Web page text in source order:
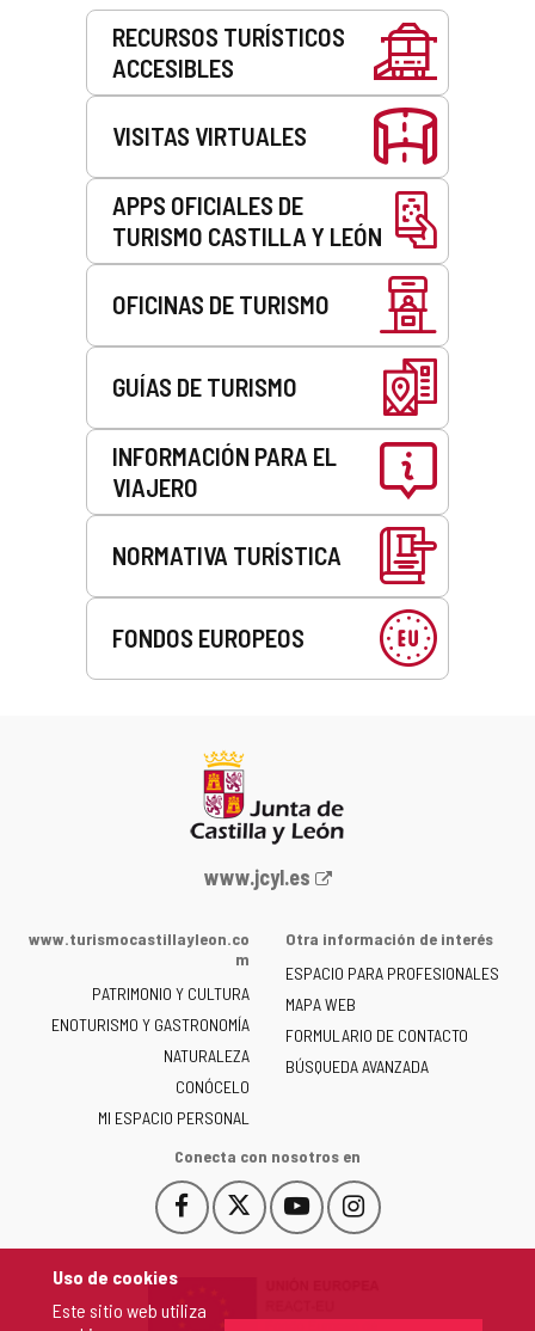
Uso de cookies
Este sitio web utiliza
RECURSOS TURÍSTICOS
ACCESIBLES
VISITAS VIRTUALES
APPS OFICIALES DE
TURISMO CASTILLA Y LEÓN
OFICINAS DE TURISMO
GUÍAS DE TURISMO
INFORMACIÓN PARA EL
VIAJERO
NORMATIVA TURÍSTICA
FONDOS EUROPEOS
Portal
la
de
Castilla
y
León
-
www.jcyl.es
www.turismocastillayleon.co
m
PATRIMONIO Y CULTURA
ENOTURISMO Y GASTRONOMÍA
NATURALEZA
CONÓCELO
MI ESPACIO PERSONAL
Otra información de interés
ESPACIO PARA PROFESIONALES
MAPA WEB
FORMULARIO DE CONTACTO
BÚSQUEDA AVANZADA
Conecta con nosotros en
Facebook
Este
enlace
en
Este
enlace
YouTube
Este
enlace
Instagram
Este
enlace